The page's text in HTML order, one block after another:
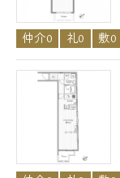
仲介0 礼0 敷0